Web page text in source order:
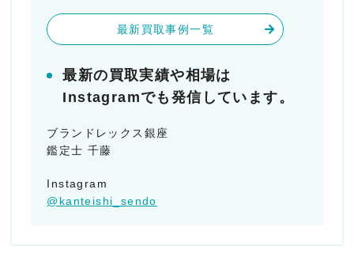
最新買取事例一覧
最新の買取実績や相場は
Instagramでも発信しています。
ブランドレックス銀座
鑑定士 千藤
Instagram
@kanteishi_sendo